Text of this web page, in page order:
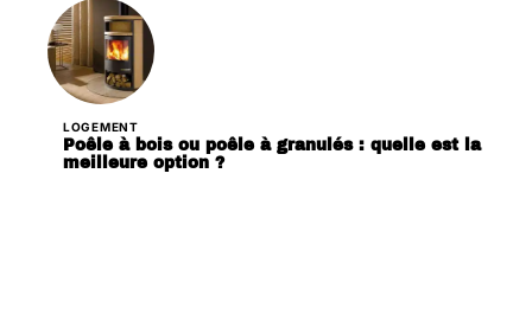
LOGEMENT
Poêle à bois ou poêle à granulés : quelle est la
meilleure option ?